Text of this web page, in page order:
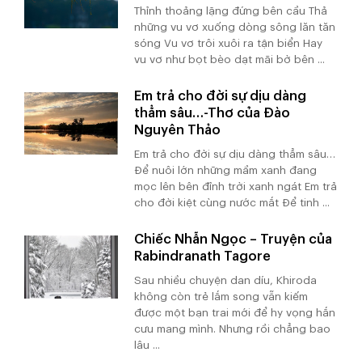
Thỉnh thoảng lặng đứng bên cầu Thả
những vu vơ xuống dòng sông lăn tăn
sóng Vu vơ trôi xuôi ra tận biển Hay
vu vơ như bọt bèo dạt mãi bờ bên ...
Em trả cho đời sự dịu dàng
thẳm sâu…-Thơ của Đào
Nguyên Thảo
Em trả cho đời sự dịu dàng thẳm sâu…
Để nuôi lớn những mầm xanh đang
mọc lên bên đỉnh trời xanh ngát Em trả
cho đời kiệt cùng nước mắt Để tinh ...
Chiếc Nhẫn Ngọc – Truyện của
Rabindranath Tagore
Sau nhiều chuyện dan díu, Khiroda
không còn trẻ lắm song vẫn kiếm
được một bạn trai mới để hy vọng hắn
cưu mang mình. Nhưng rồi chẳng bao
lâu ...